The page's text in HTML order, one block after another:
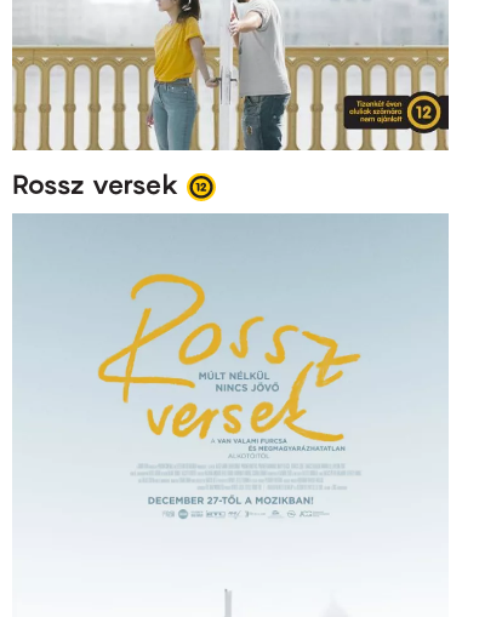
Rossz versek